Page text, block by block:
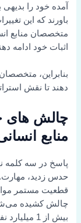
آمده خود را بدیهی
باورند که
متخصصان منابع
اثبات خود ادامه
بنابراین،
دهند تا نقش
چالش های
منابع
پاسخ در سه کلمه
حدس زدید، مهارت.
قطعیت مستمر
چالش کشیده
بیش از 1